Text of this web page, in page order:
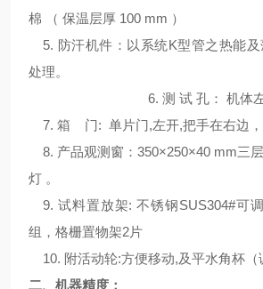
棉 （ 保温层厚 100 mm ）
5. 防汗机件：以系统K型管之热能
处理。
6. 测 试 孔： 机体
7. 箱 门: 单片门,左开,把手在右边，
8. 产品观测窗：350×250×40 mm三
灯 。
9. 试料置放架: 不锈钢SUS304#可
组，格栅置物架2片
10. 附活动轮:方便移动,及平水角杯（
二、机器精度：